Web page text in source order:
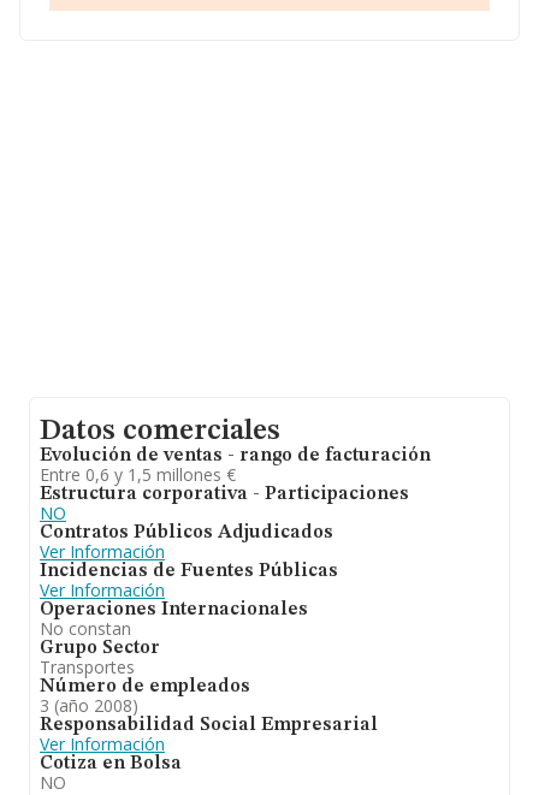
Para ponerse en contacto con sus oficinas, la empresa
Datos comerciales
Evolución de ventas - rango de facturación
Entre 0,6 y 1,5 millones €
Estructura corporativa - Participaciones
NO
Contratos Públicos Adjudicados
Ver Información
Incidencias de Fuentes Públicas
Ver Información
Operaciones Internacionales
No constan
Grupo Sector
Transportes
Número de empleados
3 (año 2008)
Responsabilidad Social Empresarial
Ver Información
Cotiza en Bolsa
NO